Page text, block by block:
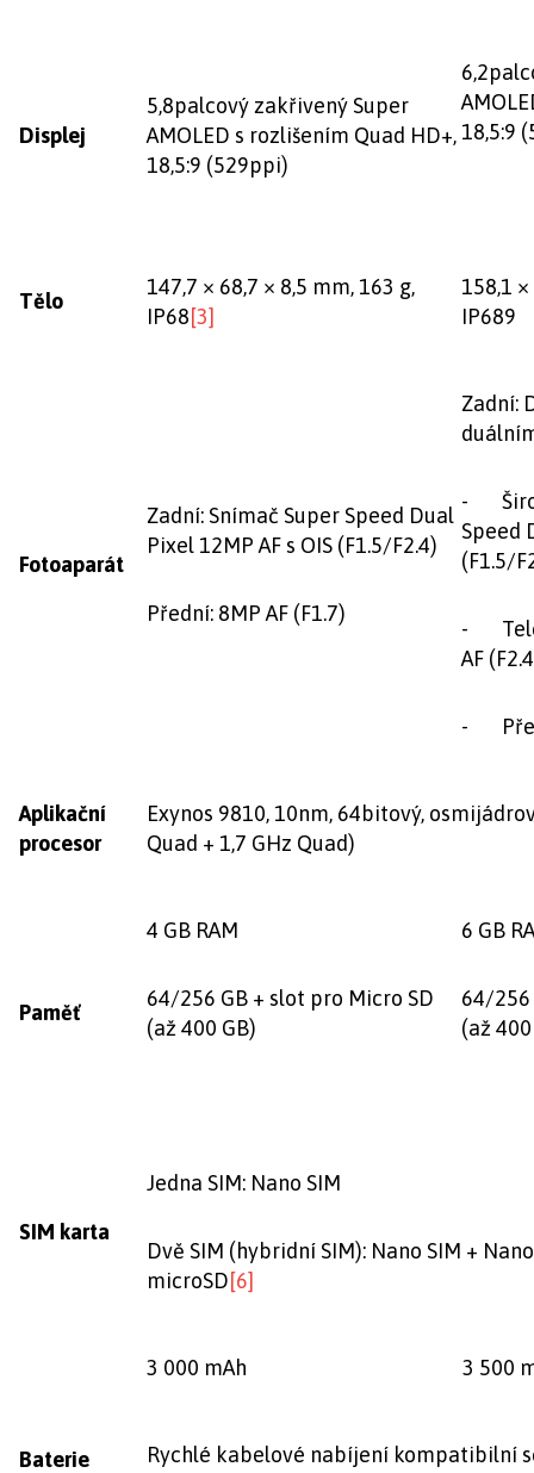
Displej
5,8palcový zakřivený Super
AMOLED s rozlišením Quad HD+,
18,5:9 (529ppi)
18,5:9
Tělo
147,7 × 68,7 × 8,5 mm, 163 g,
IP68[3]
158,1
IP689
Fotoaparát
Zadní: Snímač Super Speed Dual
Pixel 12MP AF s OIS (F1.5/F2.4)
Přední: 8MP AF (F1.7)
Zadní:
-
Speed
(F1.5/
-
AF
-
Aplikační
procesor
Exynos 9810, 10nm, 64bitový,
Quad + 1,7 GHz Quad)
Paměť
4 GB RAM
64/256 GB + slot pro Micro SD
(až 400 GB)
6 GB
64/256
(až
SIM karta
Jedna SIM: Nano SIM
Dvě SIM (hybridní SIM): Nano SIM +
microSD[6]
Baterie
3 000 mAh 3 500
Rychlé kabelové nabíjení kompatibilní